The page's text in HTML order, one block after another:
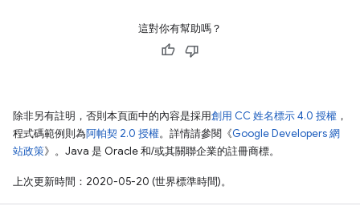
這對你有幫助嗎？
除非另有註明，否則本頁面中的內容是採用創用 CC 姓名標示 4.0 授權 ，
程式碼範例則為阿帕契 2.0 授權。詳情請參閱《Google Developers 網
站政策》。Java 是 Oracle 和/或其關聯企業的註冊商標。
上次更新時間：2020-05-20 (世界標準時間)。